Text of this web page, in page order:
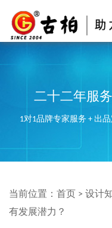
二十二年服
1对1品牌专家服务 + 出
当前位置： 首页 > 设计
有发展潜力？